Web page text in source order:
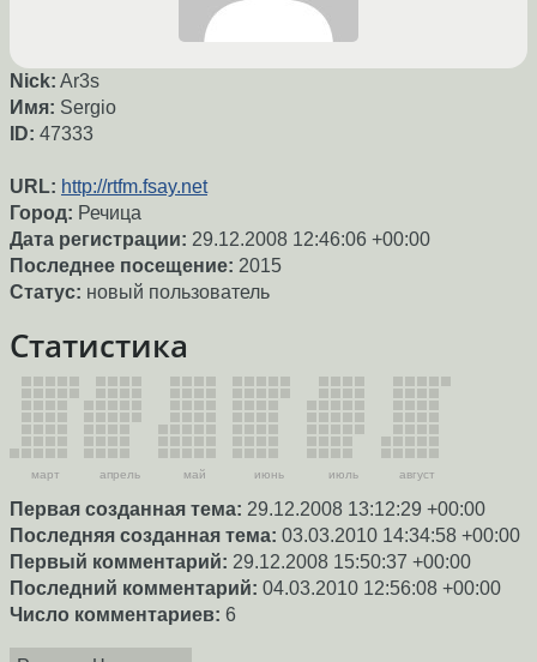
Nick: Ar3s
Имя: Sergio
ID: 47333
URL: http://rtfm.fsay.net
Город: Речица
Дата регистрации: 29.12.2008 12:46:06 +00:00
Последнее посещение: 2015
Статус: новый пользователь
Статистика
март апрель май июнь июль август
Первая созданная тема: 29.12.2008 13:12:29 +00:00
Последняя созданная тема: 03.03.2010 14:34:58 +00:00
Первый комментарий: 29.12.2008 15:50:37 +00:00
Последний комментарий: 04.03.2010 12:56:08 +00:00
Число комментариев: 6